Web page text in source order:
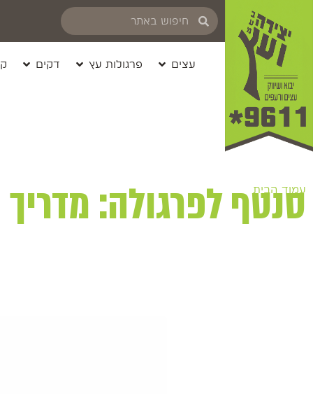
עצים פרגולות עץ דקים
עמוד הבית / סנטף לפרגולה: מדריך קנייה והשוואת מחירים של
סנטף לפרגולה: